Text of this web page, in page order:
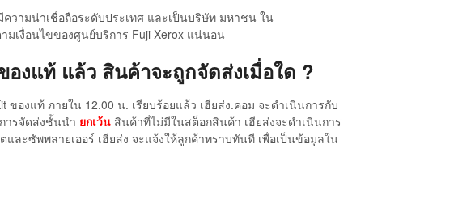
วามน่าเชื่อถือระดับประเทศ และเป็นบริษัท มหาชน ใน
เงื่อนไขของศูนย์บริการ Fuji Xerox แน่นอน
งแท้ แล้ว สินค้าจะถูกจัดส่งเมื่อใด ?
องแท้ ภายใน 12.00 น. เรียบร้อยแล้ว เฮียส่ง.คอม จะดำเนินการกับ
ารจัดส่งชั้นนำ ยกเว้น สินค้าที่ไม่มีในสต็อกสินค้า เฮียส่งจะดำเนินการ
ละซัพพลายเออร์ เฮียส่ง จะแจ้งให้ลูกค้าทราบทันที เพื่อเป็นข้อมูลใน